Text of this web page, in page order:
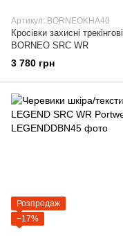
Артикул: BORNEOKHA40
Кросівки захисні трекінгові
BORNEO SRC WR
3 780 грн
Розпродаж
−17%